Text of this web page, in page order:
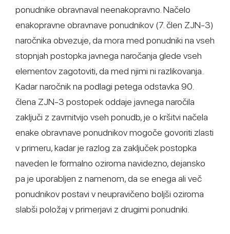
ponudnike obravnaval neenakopravno. Načelo
enakopravne obravnave ponudnikov (7. člen ZJN-3)
naročnika obvezuje, da mora med ponudniki na vseh
stopnjah postopka javnega naročanja glede vseh
elementov zagotoviti, da med njimi ni razlikovanja.
Kadar naročnik na podlagi petega odstavka 90.
člena ZJN-3 postopek oddaje javnega naročila
zaključi z zavrnitvijo vseh ponudb, je o kršitvi načela
enake obravnave ponudnikov mogoče govoriti zlasti
v primeru, kadar je razlog za zaključek postopka
naveden le formalno oziroma navidezno, dejansko
pa je uporabljen z namenom, da se enega ali več
ponudnikov postavi v neupravičeno boljši oziroma
slabši položaj v primerjavi z drugimi ponudniki.